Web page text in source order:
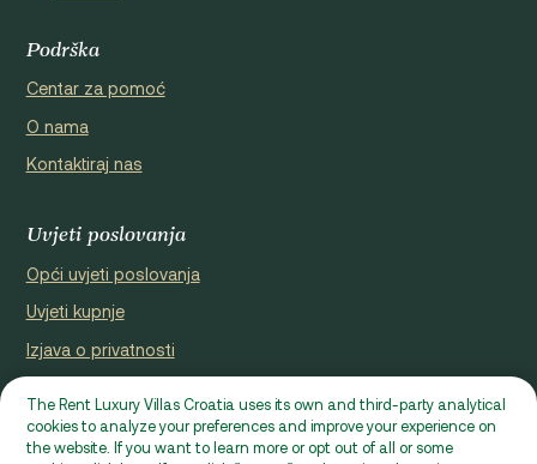
Podrška
Centar za pomoć
O nama
Kontaktiraj nas
Uvjeti poslovanja
Opći uvjeti poslovanja
Uvjeti kupnje
Izjava o privatnosti
Internetska stranica koju je registrirao Domus properties d.o.o.,
The Rent Luxury Villas Croatia uses its own and third-party analytical
cookies to analyze your preferences and improve your experience on
the website. If you want to learn more or opt out of all or some